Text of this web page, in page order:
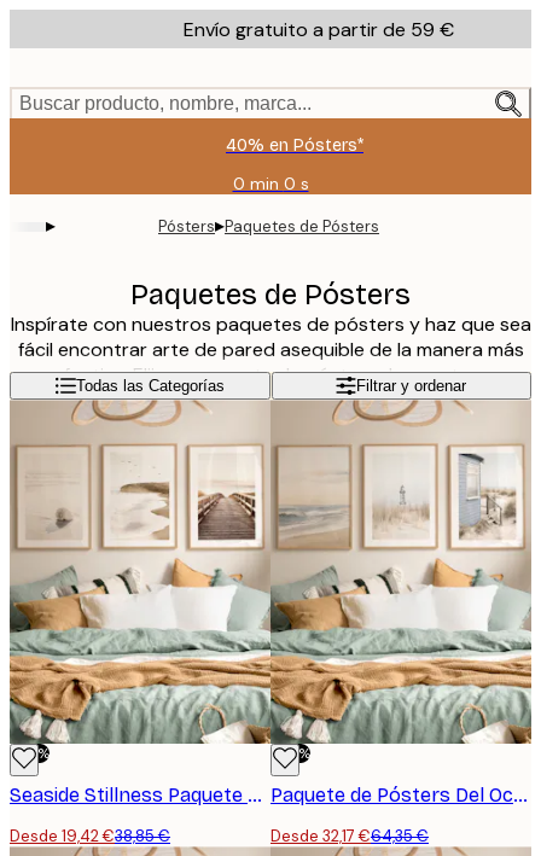
to
content.
Envío gratuito a partir de 59 €
Buscar producto, nombre, marca...
40% en Pósters*
0 min 0 s
Válido
hasta:
2026-
09
▸ Pósters▸Paquetes de Pósters
Paquetes de Pósters
Inspírate con nuestros paquetes de pósters y haz que sea
fácil encontrar arte de pared asequible de la manera más
efectiva. Elija un paquete de pósters de nuestros
bestsellers o encuentre un paquete de pósteres que se
combinen para ser un par perfecto en la sala de estar, la
cocina, la habitación de los niños, el pasillo o el dormitorio.
¡Nuestros kits de pósters también son el regalo perfecto
para un amigo que recientemente se mudó a una nueva
casa o apartamento o simplemente un regalo amistoso
para sus seres queridos que necesitan una nueva
decoración en tu hogar!
Leer más
Todas las Categorías Filtrar y ordenar
-50%
Seaside Stillness Paquete de Pósters
Desde 19,42 €38,85 €
-50%
Paquete de Pósters Del Océano
Desde 32,17 €64,35 €